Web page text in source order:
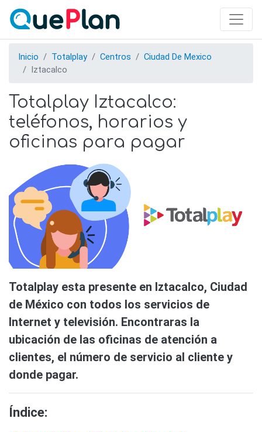
Inicio Totalplay Centros
Ciudad De Mexico
Iztacalco
Totalplay Iztacalco:
teléfonos, horarios y
oficinas para pagar
Totalplay esta presente en Iztacalco, Ciudad
de México con todos los servicios de
Internet y televisión. Encontraras la
ubicación de las oficinas de atención a
clientes, el número de servicio al cliente y
donde pagar.
Índice: